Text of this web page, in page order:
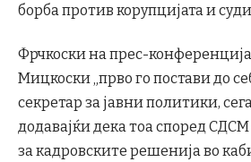
борба против корупцијата и
Фрчкоски на прес-
Мицкоски „прво го постави до
секретар за јавни политики,
додавајќи дека тоа според
за кадровските решенија во